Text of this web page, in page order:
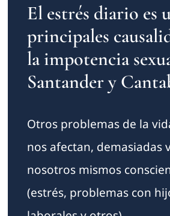
El estrés diario es
principales
la impotencia
Santander y
Otros problemas de la
nos afectan, demasiadas
nosotros mismos
(estrés, problemas con